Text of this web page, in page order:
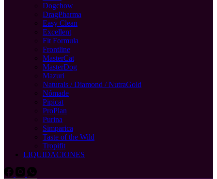
Dogchow
DragPharma
Easy Clean
Excellent
Fit Formula
Frontline
MasterCat
MasterDog
Mazuri
Naturals / Diamond / NutraGold
Nómade
Pipicat
ProPlan
Purina
Simparica
Taste of the Wild
Tropifit
LIQUIDACIONES